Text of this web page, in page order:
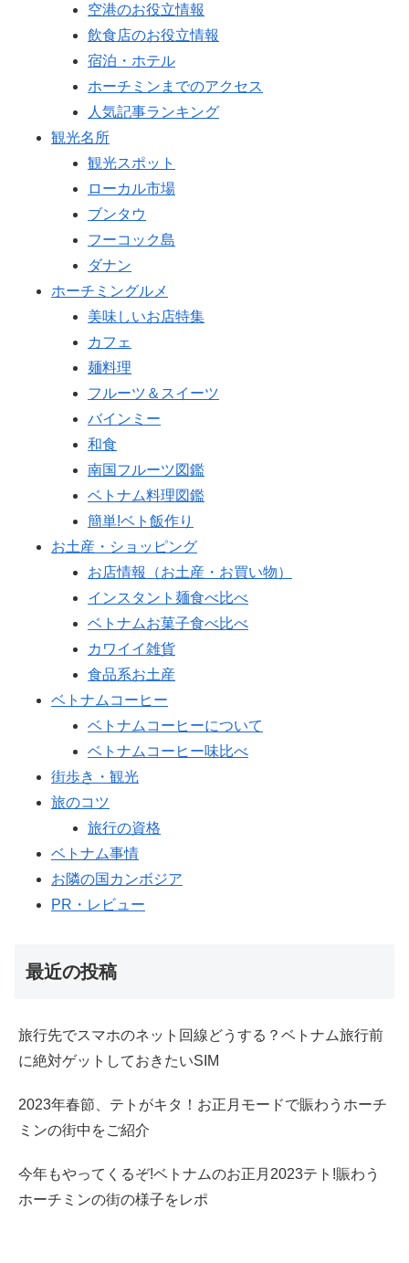
空港のお役立情報
飲食店のお役立情報
宿泊・ホテル
ホーチミンまでのアクセス
人気記事ランキング
観光名所
観光スポット
ローカル市場
ブンタウ
フーコック島
ダナン
ホーチミングルメ
美味しいお店特集
カフェ
麺料理
フルーツ＆スイーツ
バインミー
和食
南国フルーツ図鑑
ベトナム料理図鑑
簡単!ベト飯作り
お土産・ショッピング
お店情報（お土産・お買い物）
インスタント麺食べ比べ
ベトナムお菓子食べ比べ
カワイイ雑貨
食品系お土産
ベトナムコーヒー
ベトナムコーヒーについて
ベトナムコーヒー味比べ
街歩き・観光
旅のコツ
旅行の資格
ベトナム事情
お隣の国カンボジア
PR・レビュー
最近の投稿
旅行先でスマホのネット回線どうする？ベトナム旅行前
に絶対ゲットしておきたいSIM
2023年春節、テトがキタ！お正月モードで賑わうホーチ
ミンの街中をご紹介
今年もやってくるぞ!ベトナムのお正月2023テト!賑わう
ホーチミンの街の様子をレポ